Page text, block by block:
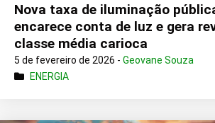
Nova taxa de iluminação
encarece conta de luz e gera
classe média carioca
5 de fevereiro de 2026 - Geovane Souza
ENERGIA